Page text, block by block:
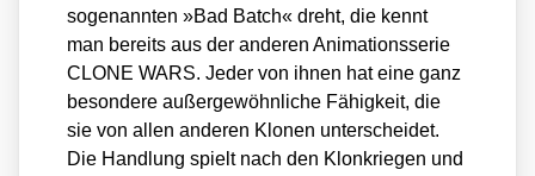
soge­nann­ten »Bad Batch« dreht, die kennt
man bereits aus der ande­ren Ani­ma­ti­ons­se­rie
CLONE WARS. Jeder von ihnen hat eine ganz
beson­de­re außer­ge­wöhn­li­che Fähig­keit, die
sie von allen ande­ren Klo­nen unter­schei­det.
Die Hand­lung spielt nach den Klon­krie­gen und